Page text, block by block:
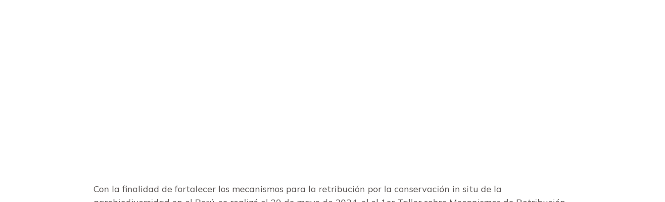
Con la finalidad de fortalecer los mecanismos para la retribución por la conservación in situ de la